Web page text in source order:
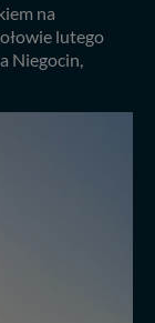
na
lutego
Niegocin,